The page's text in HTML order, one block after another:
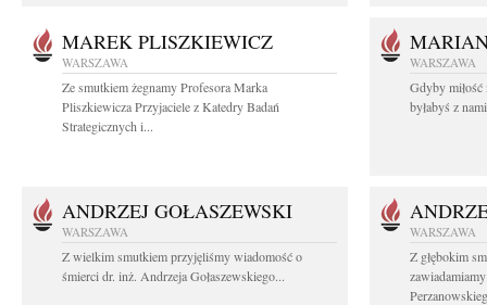
MAREK PLISZKIEWICZ
WARSZAWA
Ze smutkiem żegnamy Profesora Marka
Pliszkiewicza Przyjaciele z Katedry Badań
Strategicznych i...
WARSZAWA
Gdyby miłość
byłabyś z
ANDRZEJ GOŁASZEWSKI
WARSZAWA
Z wielkim smutkiem przyjęliśmy wiadomość o
śmierci dr. inż. Andrzeja Gołaszewskiego...
WARSZAWA
Z głębokim